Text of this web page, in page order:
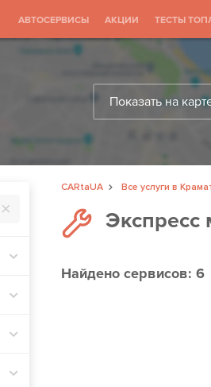
АВТОСЕРВИСЫ АКЦИИ ТЕСТЫ
Показать на
CARtaUA Все услуги в
Экспресс
Найденосервисов: 6